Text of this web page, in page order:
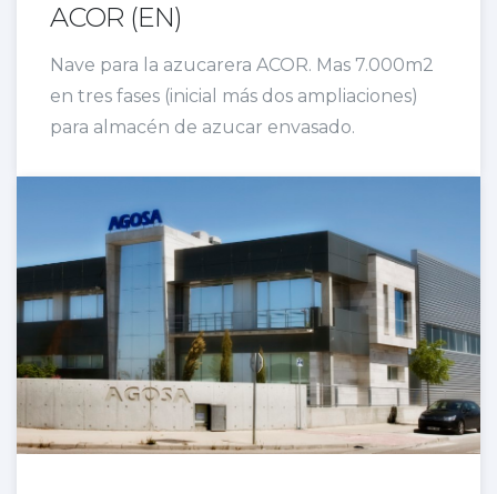
ACOR (EN)
Nave para la azucarera ACOR. Mas 7.000m2
en tres fases (inicial más dos ampliaciones)
para almacén de azucar envasado.